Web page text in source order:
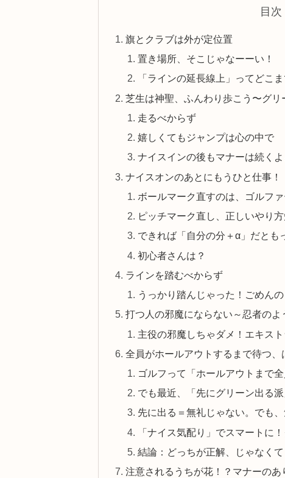
目次
旗とクラブは外が定位置
置き場所、そこじゃなーーい！
「ラインの延長線上」ってどこ
芝生は神聖、ふんわり歩こう〜グ
走るべからず
嬉しくてもジャンプは心の中で
ナイスインの後もマナーは続く
ナイスオンのあとにもうひと仕事！
ボールマーク直すのは、ゴルフ
ピッチマーク直し、正しいやり
できれば「自分の分＋α」だとも
初心者さんは？
ラインを踏むべからず
うっかり踏んじゃった！ごめん
打つ人の邪魔にならない～忍者のよ
主役の邪魔しちゃダメ！エキス
全員がホールアウトするまで待つ、
ゴルフって「ホールアウトまで
でも最近、「先にグリーン出る
先に出る＝無礼じゃない。でも
「ナイス気配り」でスマートに
結論：どっちが正解、じゃなくて
注意されるうちが花！？マナーのあ